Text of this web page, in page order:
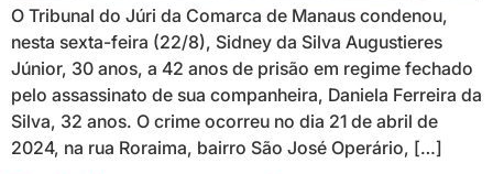
O Tribunal do Júri da Comarca de Manaus condenou,
nesta sexta-feira (22/8), Sidney da Silva Augustieres
Júnior, 30 anos, a 42 anos de prisão em regime fechado
pelo assassinato de sua companheira, Daniela Ferreira da
Silva, 32 anos. O crime ocorreu no dia 21 de abril de
2024, na rua Roraima, bairro São José Operário, […]